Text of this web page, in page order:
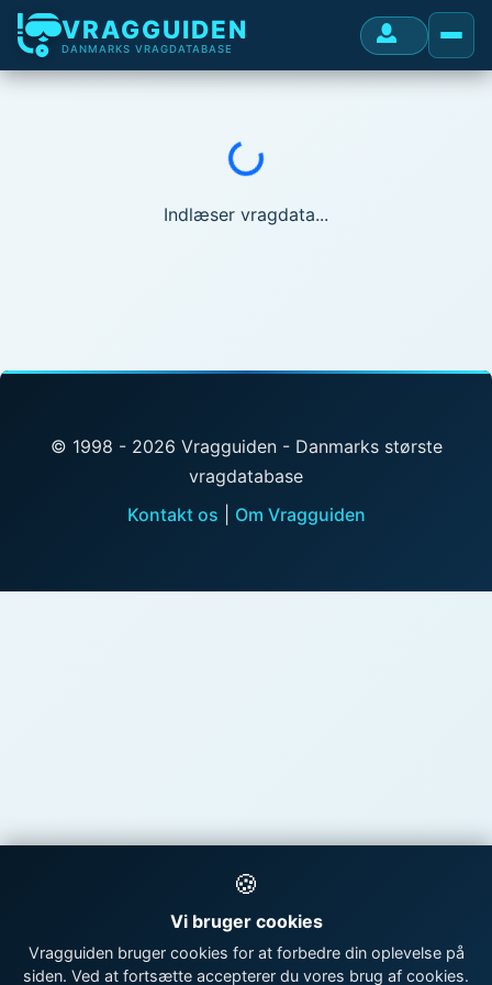
VRAGGUIDEN
DANMARKS VRAGDATABASE
Indlæser...
Indlæser vragdata...
© 1998 - 2026 Vragguiden - Danmarks største
vragdatabase
Kontakt os
Om Vragguiden
🍪
Vi bruger cookies
Vragguiden bruger cookies for at forbedre din oplevelse på
siden. Ved at fortsætte accepterer du vores brug af cookies.